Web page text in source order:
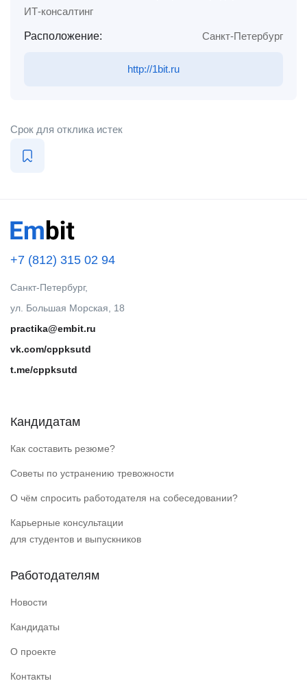
ИТ-консалтинг
Расположение: Санкт-Петербург
http://1bit.ru
Срок для отклика истек
+7 (812) 315 02 94
Санкт-Петербург,
ул. Большая Морская, 18
practika@embit.ru
vk.com/cppksutd
t.me/cppksutd
Кандидатам
Как составить резюме?
Советы по устранению тревожности
О чём спросить работодателя на собеседовании?
Карьерные консультации
для студентов и выпускников
Работодателям
Новости
Кандидаты
О проекте
Контакты